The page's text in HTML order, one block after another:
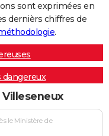
sont exprimées en
dernièrs chiffres de
.
le Ministère de